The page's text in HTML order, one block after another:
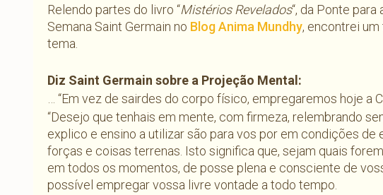
Relendo partes do livro “Mistérios Revelados“, da Ponte
Semana Saint Germain no Blog Anima Mundhy, encontrei
tema.
Diz Saint Germain sobre a Projeção Mental:
… “Em vez de sairdes do corpo físico, empregaremos hoje a
“Desejo que tenhais em mente, com firmeza, relembrando
explico e ensino a utilizar são para vos por em condições
forças e coisas terrenas. Isto significa que, sejam quais
em todos os momentos, de posse plena e consciente de
possível empregar vossa livre vontade a todo tempo.